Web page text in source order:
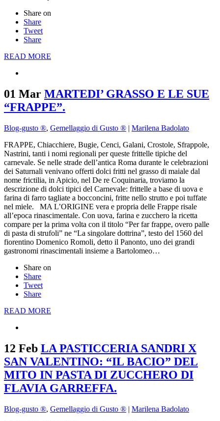
Share on
Share
Tweet
Share
READ MORE
01 Mar MARTEDI’ GRASSO E LE SUE
“FRAPPE”.
Blog-gusto ®, Gemellaggio di Gusto ® | Marilena Badolato
FRAPPE, Chiacchiere, Bugie, Cenci, Galani, Crostole, Sfrappole,
Nastrini, tanti i nomi regionali per queste frittelle tipiche del
carnevale. Se nelle strade dell’antica Roma durante le celebrazioni
dei Saturnali venivano offerti dolci fritti nel grasso di maiale dal
nome frictilia, in Apicio, nel De re Coquinaria, troviamo la
descrizione di dolci tipici del Carnevale: frittelle a base di uova e
farina di farro tagliate a bocconcini, fritte nello strutto e poi tuffate
nel miele. MA L’ORIGINE vera e propria delle Frappe risale
all’epoca rinascimentale. Con uova, farina e zucchero la ricetta
compare per la prima volta con il titolo “Per far frappe, overo palle
di pasta di strufoli” ne “La singolare dottrina”, testo del 1560 del
fiorentino Domenico Romoli, detto il Panonto, uno dei grandi
gastronomi rinascimentali insieme a Bartolomeo…
Share on
Share
Tweet
Share
READ MORE
12 Feb LA PASTICCERIA SANDRI X
SAN VALENTINO: “IL BACIO” DEL
MITO IN PASTA DI ZUCCHERO DI
FLAVIA GARREFFA.
Blog-gusto ®, Gemellaggio di Gusto ® | Marilena Badolato